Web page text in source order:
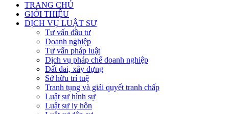
TRANG CHỦ
GIỚI THIỆU
DỊCH VỤ LUẬT SƯ
Tư vấn đầu tư
Doanh nghiệp
Tư vấn pháp luật
Dịch vụ pháp chế doanh nghiệp
Đất đai, xây dựng
Sở hữu trí tuệ
Tranh tụng và giải quyết tranh chấp
Luật sư hình sự
Luật sư ly hôn